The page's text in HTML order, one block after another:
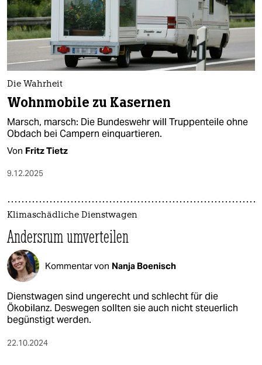
Die Wahrheit
Wohnmobile zu Kasernen
Marsch, marsch: Die Bundeswehr will Truppenteile ohne
Obdach bei Campern einquartieren​.
Von Fritz Tietz
9.12.2025
Klimaschädliche Dienstwagen
Andersrum umverteilen
Kommentar von Nanja Boenisch
Dienstwagen sind ungerecht und schlecht für die
Ökobilanz. Deswegen sollten sie auch nicht steuerlich
begünstigt werden.
22.10.2024